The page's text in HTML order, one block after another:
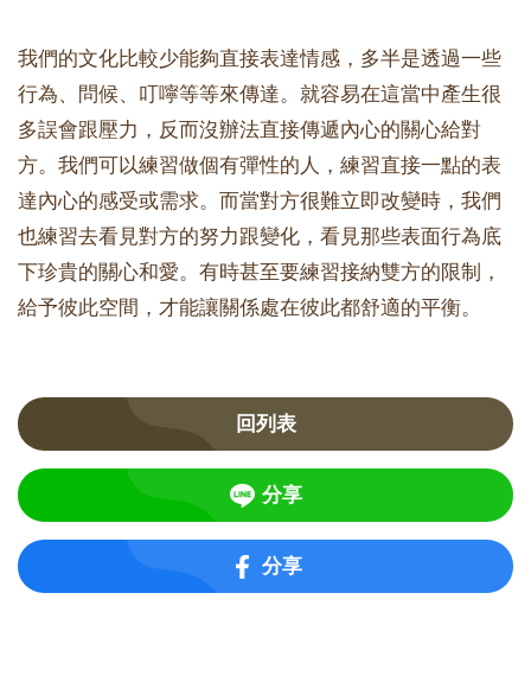
我們的文化比較少能夠直接表達情感，多半是透過一些
行為、問候、叮嚀等等來傳達。就容易在這當中產生很
多誤會跟壓力，反而沒辦法直接傳遞內心的關心給對
方。我們可以練習做個有彈性的人，練習直接一點的表
達內心的感受或需求。而當對方很難立即改變時，我們
也練習去看見對方的努力跟變化，看見那些表面行為底
下珍貴的關心和愛。有時甚至要練習接納雙方的限制，
給予彼此空間，才能讓關係處在彼此都舒適的平衡。
回列表
分享
分享